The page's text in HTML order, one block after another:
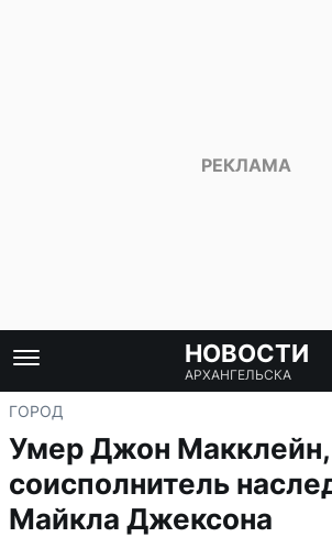
НОВОСТИ
АРХАНГЕЛЬСКА
ГОРОД
Умер Джон Макклейн,
соисполнитель
Майкла Джексона